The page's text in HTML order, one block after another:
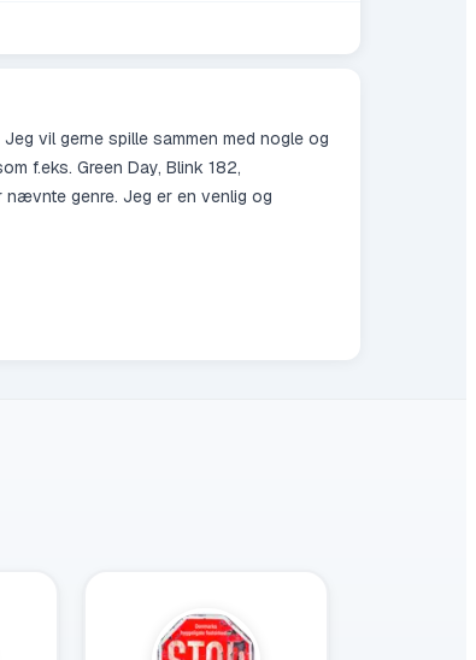
vil gerne spille sammen med nogle og
f.eks. Green Day, Blink 182,
genre. Jeg er en venlig og